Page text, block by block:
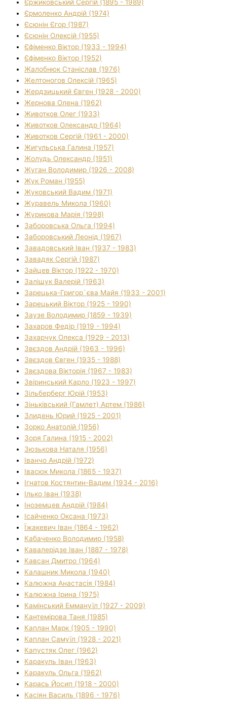
Єржиковський Сергій (1895 - 1989)
Єрмоленко Андрій (1974)
Єсюнін Єгор (1987)
Єсюнін Олексій (1955)
Єфіменко Віктор (1933 - 1994)
Єфіменко Віктор (1952)
Жалобнюк Станіслав (1976)
Желтоногов Олексій (1965)
Жердзицький Євген (1928 - 2000)
Жернова Олена (1962)
Животков Олег (1933)
Животков Олександр (1964)
Животков Сергій (1961 - 2000)
Жигульська Галина (1957)
Жолудь Олександр (1951)
Жуган Володимир (1926 - 2008)
Жук Роман (1955)
Жуковський Вадим (1971)
Журавель Микола (1960)
Журикова Марія (1998)
Заборовська Ольга (1994)
Заборовський Леонід (1967)
Завадовський Іван (1937 - 1983)
Завадяк Сергій (1987)
Зайцев Віктор (1922 - 1970)
Заліщук Валерій (1963)
Зарецька-Григор`єва Майя (1933 - 2001)
Зарецький Віктор (1925 - 1990)
Заузе Володимир (1859 - 1939)
Захаров Федір (1919 - 1994)
Захарчук Олекса (1929 - 2013)
Звєздов Андрій (1963 - 1996)
Звєздов Євген (1935 - 1988)
Звєздова Вікторія (1967 - 1983)
Звіринський Карло (1923 - 1997)
Зільберберг Юрій (1953)
Зіньківський (Гамлет) Артем (1986)
Злидень Юрий (1925 - 2001)
Зорко Анатолій (1956)
Зоря Галина (1915 - 2002)
Зюзькова Наталя (1956)
Іванчо Андрій (1972)
Івасюк Микола (1865 - 1937)
Ігнатов Костянтин-Вадим (1934 - 2016)
Ілько Іван (1938)
Іноземцев Андрій (1984)
Ісайченко Оксана (1973)
Їжакевич Іван (1864 - 1962)
Кабаченко Володимир (1958)
Кавалерідзе Іван (1887 - 1978)
Кавсан Дмитро (1964)
Калашник Микола (1940)
Калюжна Анастасія (1984)
Калюжна Ірина (1975)
Камінський Еммануїл (1927 - 2009)
Кантемірова Таня (1985)
Каплан Марк (1905 - 1990)
Каплан Самуїл (1928 - 2021)
Капустяк Олег (1962)
Каракуль Іван (1963)
Каракуль Ольга (1962)
Карась Йосип (1918 - 2000)
Касіян Василь (1896 - 1976)